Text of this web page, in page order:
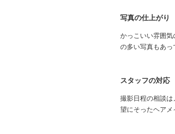
写真の仕上がり
かっこいい雰囲
の多い写真もあっ
スタッフの対応
撮影日程の相談
望にそったヘアメ